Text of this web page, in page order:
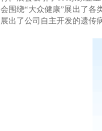
会围绕“大众健康”展出了各
展出了公司自主开发的遗传